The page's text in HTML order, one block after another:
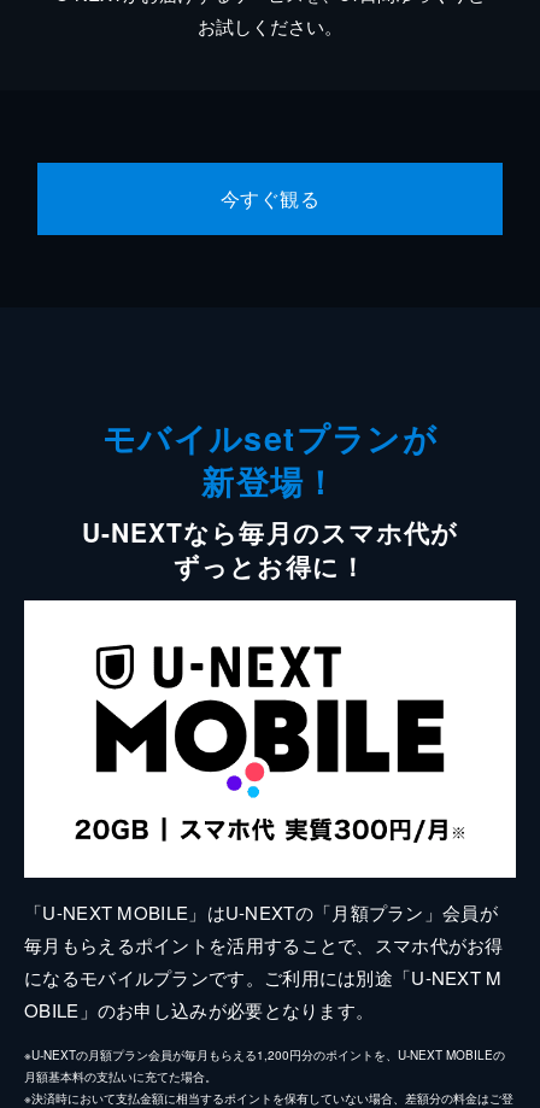
お試しください。
今すぐ観る
モバイルsetプランが
新登場！
U-NEXTなら毎月のスマホ代が
ずっとお得に！
「U-NEXT MOBILE」はU-NEXTの「月額プラン」会員が
毎月もらえるポイントを活用することで、スマホ代がお得
になるモバイルプランです。ご利用には別途「U-NEXT M
OBILE」のお申し込みが必要となります。
※U-NEXTの月額プラン会員が毎月もらえる1,200円分のポイントを、U-NEXT MOBILEの
月額基本料の支払いに充てた場合。
※決済時において支払金額に相当するポイントを保有していない場合、差額分の料金はご登